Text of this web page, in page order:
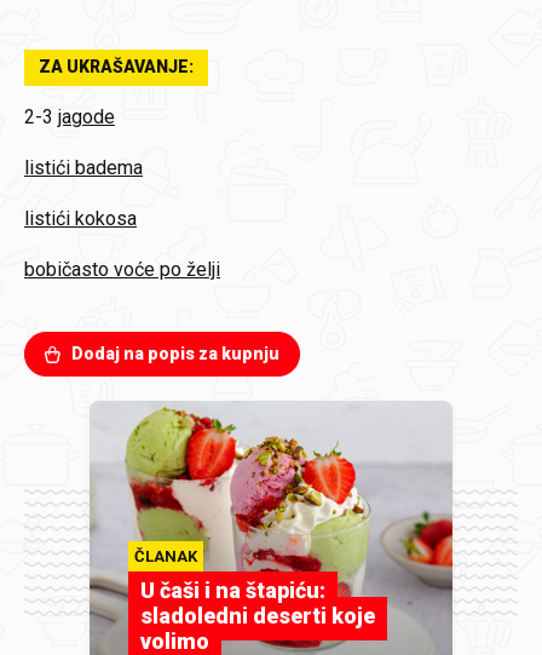
ZA UKRAŠAVANJE:
2-3 jagode
listići badema
listići kokosa
bobičasto voće po želji
Dodaj na popis za kupnju
ČLANAK
U čaši i na štapiću:
sladoledni deserti koje
volimo